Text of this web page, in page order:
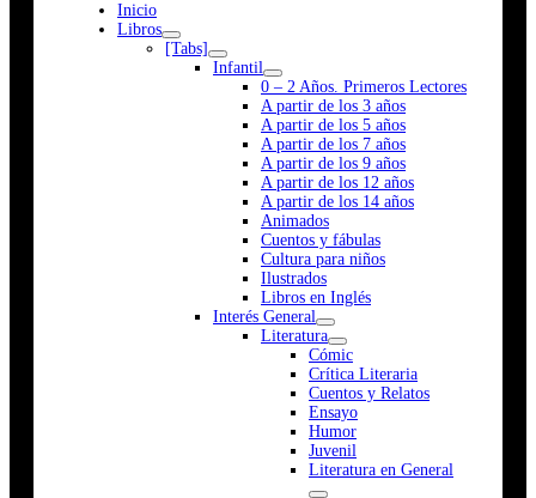
Inicio
Libros
[Tabs]
Infantil
0 – 2 Años. Primeros Lectores
A partir de los 3 años
A partir de los 5 años
A partir de los 7 años
A partir de los 9 años
A partir de los 12 años
A partir de los 14 años
Animados
Cuentos y fábulas
Cultura para niños
Ilustrados
Libros en Inglés
Interés General
Literatura
Cómic
Crítica Literaria
Cuentos y Relatos
Ensayo
Humor
Juvenil
Literatura en General